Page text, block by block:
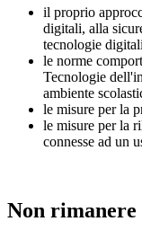
il proprio
digitali, alla
tecnologie
le norme
Tecnologie
ambiente
le misure per la
le misure per la
connesse ad un
Non rimanere